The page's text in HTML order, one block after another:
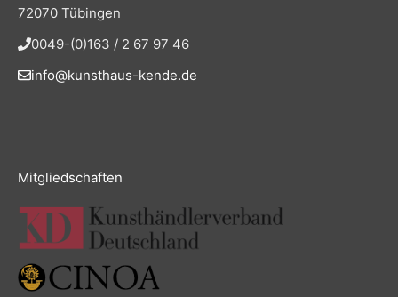
72070 Tübingen
0049-(0)163 / 2 67 97 46
info@kunsthaus-kende.de
Mitgliedschaften